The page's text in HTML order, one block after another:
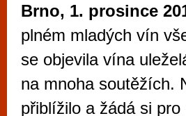
Brno, 1. prosince
plném mladých vín
se objevila vína
na mnoha soutěžích.
přiblížilo a žádá si
Mimo jiné je ale také